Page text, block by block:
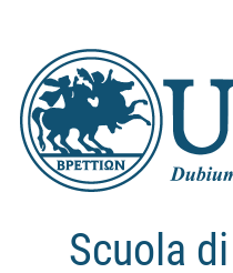
Scuola